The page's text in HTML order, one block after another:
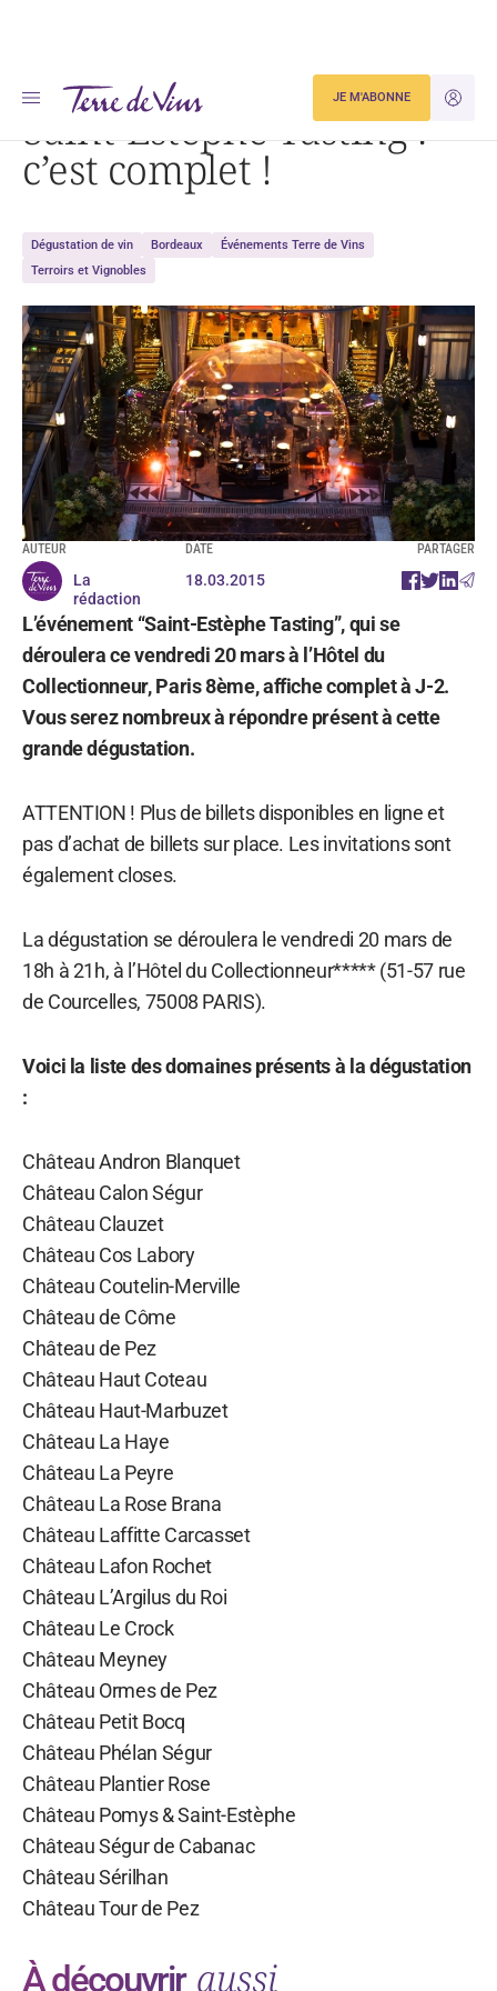
JE
JE M'ABONNE
Accueil Saint-Estèphe Tasting : c’est complet !
Saint-Estèphe Tasting :
c’est complet !
Dégustation de vin Bordeaux
Événements Terre de Vins
Terroirs et Vignobles
AUTEUR
La
rédaction
DATE
18.03.2015
PARTAGER
L’événement “Saint-Estèphe Tasting”, qui se
déroulera ce vendredi 20 mars à l’Hôtel du
Collectionneur, Paris 8ème, affiche complet à J-2.
Vous serez nombreux à répondre présent à cette
grande dégustation.
ATTENTION ! Plus de billets disponibles en ligne et
pas d’achat de billets sur place. Les invitations sont
également closes.
La dégustation se déroulera le vendredi 20 mars de
18h à 21h, à l’Hôtel du Collectionneur***** (51-57 rue
de Courcelles, 75008 PARIS).
Voici la liste des domaines présents à la dégustation
:
Château Andron Blanquet
Château Calon Ségur
Château Clauzet
Château Cos Labory
Château Coutelin-Merville
Château de Côme
Château de Pez
Château Haut Coteau
Château Haut-Marbuzet
Château La Haye
Château La Peyre
Château La Rose Brana
Château Laffitte Carcasset
Château Lafon Rochet
Château L’Argilus du Roi
Château Le Crock
Château Meyney
Château Ormes de Pez
Château Petit Bocq
Château Phélan Ségur
Château Plantier Rose
Château Pomys & Saint-Estèphe
Château Ségur de Cabanac
Château Sérilhan
Château Tour de Pez
À découvrir aussi